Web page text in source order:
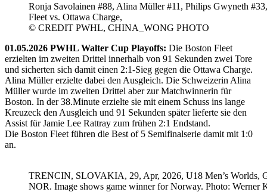
Ronja Savolainen #88, Alina Müller #11, Philips Gwyneth
Fleet vs. Ottawa Charge,
© CREDIT PWHL, CHINA_WONG PHOTO
01.05.2026 PWHL Walter Cup Playoffs: Die Boston Fleet
erzielten im zweiten Drittel innerhalb von 91 Sekunden zwei Tore
und sicherten sich damit einen 2:1-Sieg gegen die Ottawa Charge.
Alina Müller erzielte dabei den Ausgleich. Die Schweizerin Alina
Müller wurde im zweiten Drittel aber zur Matchwinnerin für
Boston. In der 38.Minute erzielte sie mit einem Schuss ins lange
Kreuzeck den Ausgleich und 91 Sekunden später lieferte sie den
Assist für Jamie Lee Rattray zum frühen 2:1 Endstand.
Die Boston Fleet führen die Best of 5 Semifinalserie damit mit 1:0
an.
TRENCIN, SLOVAKIA, 29, Apr, 2026, U18 Men’s Worlds,
NOR. Image shows game winner for Norway. Photo: Werner